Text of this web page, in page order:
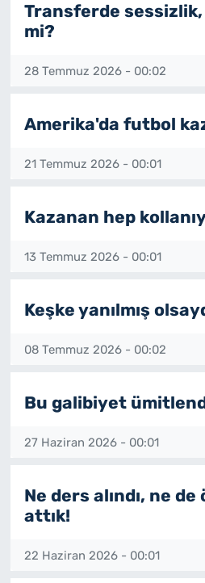
Transferde
mi?
28 Temmuz 2026 - 00:02
Amerika'da futbol
21 Temmuz 2026 - 00:01
Kazanan hep
13 Temmuz 2026 - 00:01
Keşke yanılmış
08 Temmuz 2026 - 00:02
Bu galibiyet
27 Haziran 2026 - 00:01
Ne ders alındı, ne
attık!
22 Haziran 2026 - 00:01